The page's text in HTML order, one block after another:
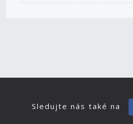
Sledujte nás také na